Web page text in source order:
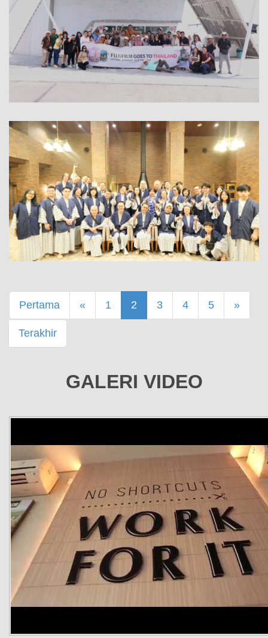
Pertama « 1 2 3 4 5 »
Terakhir
GALERI VIDEO